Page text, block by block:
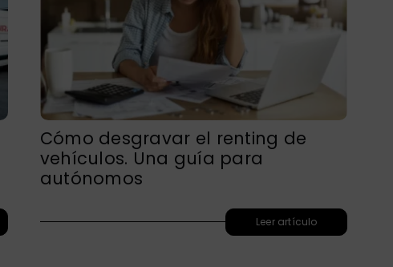
Cómo desgravar el renting de
vehículos. Una guía para
autónomos
Leer artículo